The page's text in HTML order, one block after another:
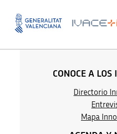
CONOCE A LOS
Directorio
Mapa